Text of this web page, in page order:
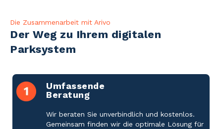
Die Zusammenarbeit mit Arivo
Der Weg zu Ihrem digitalen
Parksystem
Umfassende
Beratung
Wir beraten Sie unverbindlich und kostenlos.
Gemeinsam finden wir die optimale Lösung für